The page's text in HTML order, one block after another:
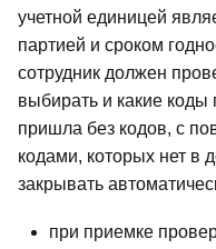
учетной единицей
партией и сроком
сотрудник должен
выбирать и какие коды
пришла без кодов, с
кодами, которых нет в
закрывать
при приемке